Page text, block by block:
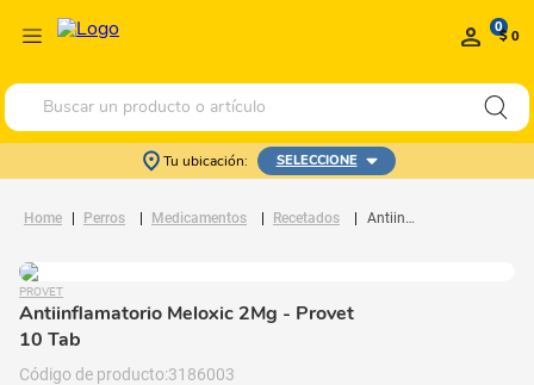
0$ 0
Buscar un producto o artículo
Tu ubicación: SELECCIONE
Perros Medicamentos Recetados Antiinflamatorio Meloxic 2Mg
PROVET
Antiinflamatorio Meloxic 2Mg - Provet
10 Tab
3186003